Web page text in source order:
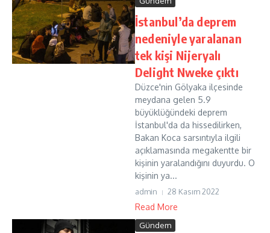
İstanbul’da deprem
nedeniyle yaralanan
tek kişi Nijeryalı
Delight Nweke çıktı
Düzce'nin Gölyaka ilçesinde
meydana gelen 5.9
büyüklüğündeki deprem
İstanbul'da da hissedilirken,
Bakan Koca sarsıntıyla ilgili
açıklamasında megakentte bir
kişinin yaralandığını duyurdu. O
kişinin ya...
admin 28 Kasım 2022
Read More
Gündem